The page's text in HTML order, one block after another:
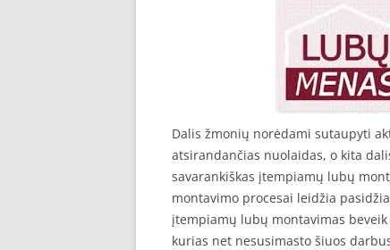
Dalis žmonių norėdami sutaupyti
atsirandančias nuolaidas, o kita
savarankiškas įtempiamų lubų
montavimo procesai leidžia
įtempiamų lubų montavimas
kurias net nesusimasto šiuos